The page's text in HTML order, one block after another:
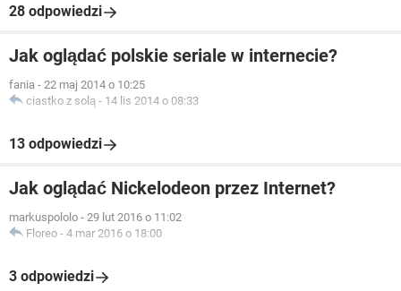
28 odpowiedzi
Jak oglądać polskie seriale w internecie?
fania - 22 maj 2014 o 10:25
ciastko z solą - 14 lis 2014 o 08:33
13 odpowiedzi
Jak oglądać Nickelodeon przez Internet?
markuspololo - 29 lut 2016 o 11:02
Floreo - 4 mar 2016 o 18:00
3 odpowiedzi